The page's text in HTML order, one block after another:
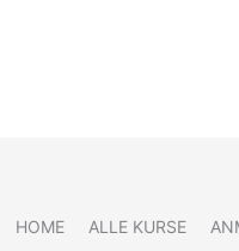
HOME ALLE KURSE